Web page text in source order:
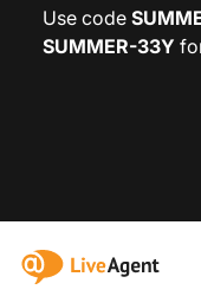
Use code
SUMMER-33Y
:site.title